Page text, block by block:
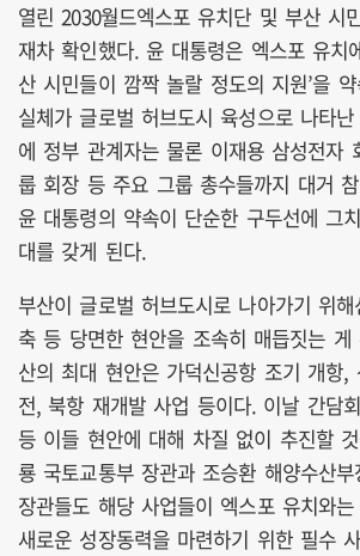
열린 2030월드엑스포 유치단 및 부산 시
재차 확인했다. 윤 대통령은 엑스포 유치
산 시민들이 깜짝 놀랄 정도의 지원’을
실체가 글로벌 허브도시 육성으로 나타
에 정부 관계자는 물론 이재용 삼성전자
룹 회장 등 주요 그룹 총수들까지 대거
윤 대통령의 약속이 단순한 구두선에 그
대를 갖게 된다.
부산이 글로벌 허브도시로 나아가기 위
축 등 당면한 현안을 조속히 매듭짓는
산의 최대 현안은 가덕신공항 조기 개항,
전, 북항 재개발 사업 등이다. 이날 간담
등 이들 현안에 대해 차질 없이 추진할
룡 국토교통부 장관과 조승환 해양수산
장관들도 해당 사업들이 엑스포 유치와
새로운 성장동력을 마련하기 위한 필수